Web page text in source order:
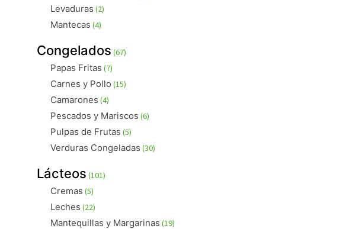
Levaduras 22
Mantecas 44
Congelados 6767
productos
Papas Fritas 77
productos
Carnes y Pollo 1515
Camarones 44
productos
Pescados y Mariscos 66
Pulpas de Frutas 55
productos
Verduras Congeladas 3030
Lácteos 101101
productos
Cremas 55
productos
Leches 2222
productos
Mantequillas y Margarinas 1919